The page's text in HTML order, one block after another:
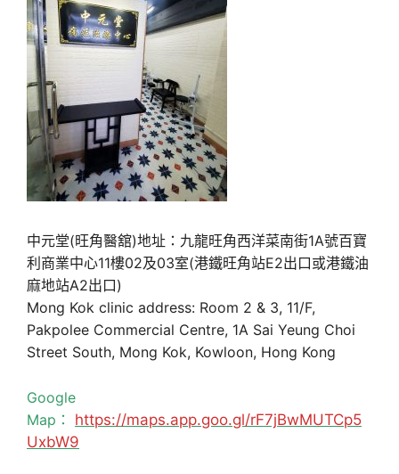
中元堂(旺角醫舘)地址：九龍旺角西洋菜南街1A號百寶
利商業中心11樓02及03室(港鐵旺角站E2出口或港鐵油
麻地站A2出口)
Mong Kok clinic address: Room 2 & 3, 11/F,
Pakpolee Commercial Centre, 1A Sai Yeung Choi
Street South, Mong Kok, Kowloon, Hong Kong
Google
Map： https://maps.app.goo.gl/rF7jBwMUTCp5
UxbW9